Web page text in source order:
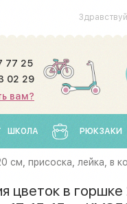
77 25
02 29
вам?
ШКОЛА РЮКЗАКИ
см, присоска, лейка, в
цветок в